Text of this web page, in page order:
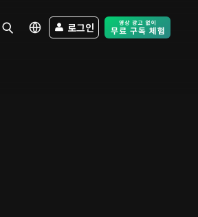
로그인 Free Trial -